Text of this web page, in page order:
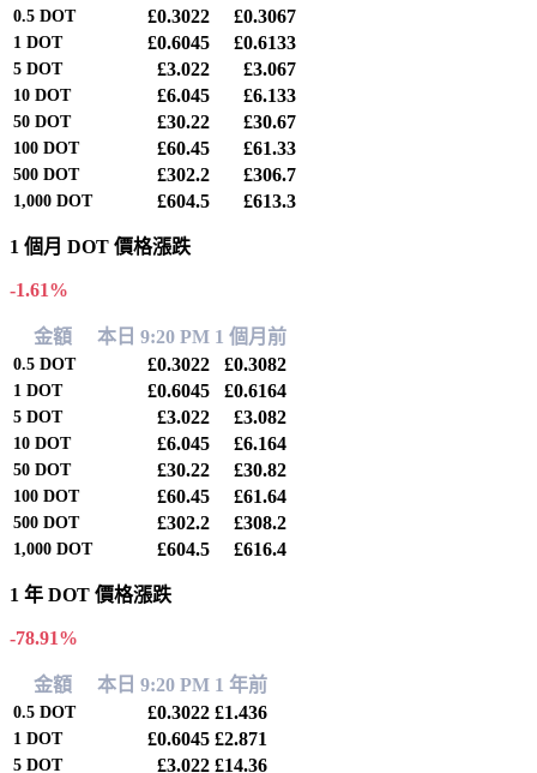
0.5 DOT £0.3022 £0.3067
1 DOT £0.6045 £0.6133
5 DOT £3.022 £3.067
10 DOT £6.045 £6.133
50 DOT £30.22 £30.67
100 DOT £60.45 £61.33
500 DOT £302.2 £306.7
1,000 DOT £604.5 £613.3
1 個月 DOT 價格漲跌
-1.61%
金額 本日 9:20 PM 1 個月前
0.5 DOT £0.3022 £0.3082
1 DOT £0.6045 £0.6164
5 DOT £3.022 £3.082
10 DOT £6.045 £6.164
50 DOT £30.22 £30.82
100 DOT £60.45 £61.64
500 DOT £302.2 £308.2
1,000 DOT £604.5 £616.4
1 年 DOT 價格漲跌
-78.91%
金額 本日 9:20 PM 1 年前
0.5 DOT £0.3022 £1.436
1 DOT £0.6045 £2.871
5 DOT £3.022 £14.36